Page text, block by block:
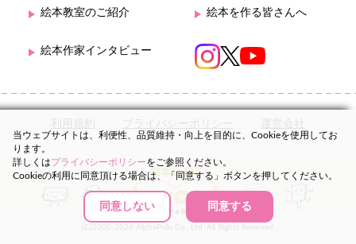
絵本教室のご紹介 絵本を作る皆さんへ
絵本作家インタビュー
利用規約 プライバシーポリシー 運営会社
(C)2000-2026 AlphaPolis Co., Ltd. All Rights Reserved.
当ウェブサイトは、利便性、品質維持・向上を目的に、Cookieを使用してお
ります。
詳しくはプライバシーポリシーをご参照ください。
Cookieの利用に同意頂ける場合は、「同意する」ボタンを押してください。
同意しない 同意する